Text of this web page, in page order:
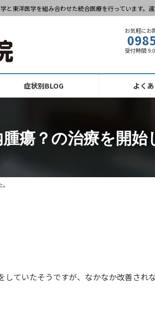
東洋医学を組み合わせた統合医療を行っています。
お気軽にお
受付時間
症状別BLOG よく
瘍？の治療を開
。
ていたそうですが、なかなか改善さ